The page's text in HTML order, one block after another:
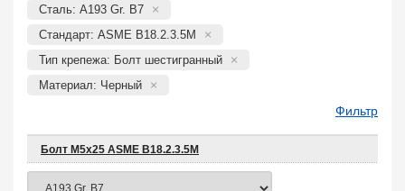
Сталь: A193 Gr. B7
Стандарт: ASME B18.2.3.5M
Тип крепежа: Болт шестигранный
Материал: Черный
Фильтр
Болт М5х25 ASME B18.2.3.5M